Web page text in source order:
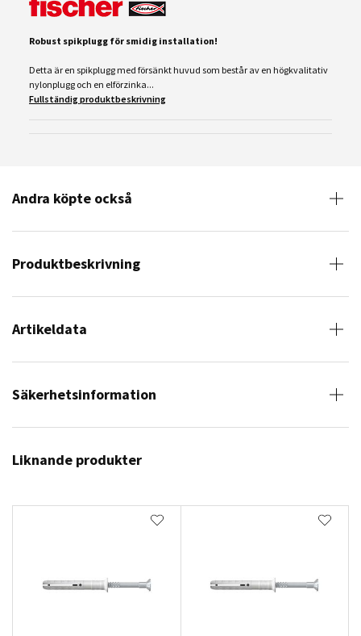
Robust spikplugg för smidig installation!
Detta är en spikplugg med försänkt huvud som består av en högkvalitativ
nylonplugg och en elförzinka...
Fullständig produktbeskrivning
Andra köpte också
Produktbeskrivning
Artikeldata
Säkerhetsinformation
Liknande produkter